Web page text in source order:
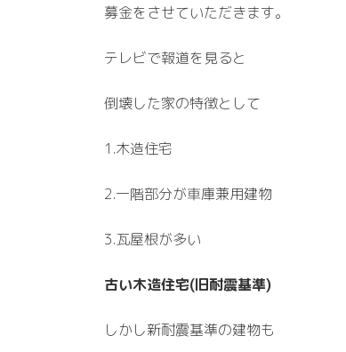
募金をさせていただきます。
テレビで報道を見ると
倒壊した家の特徴として
1.木造住宅
2.一階部分が車庫兼用建物
3.瓦屋根が多い
古い木造住宅(旧耐震基準)
しかし新耐震基準の建物も